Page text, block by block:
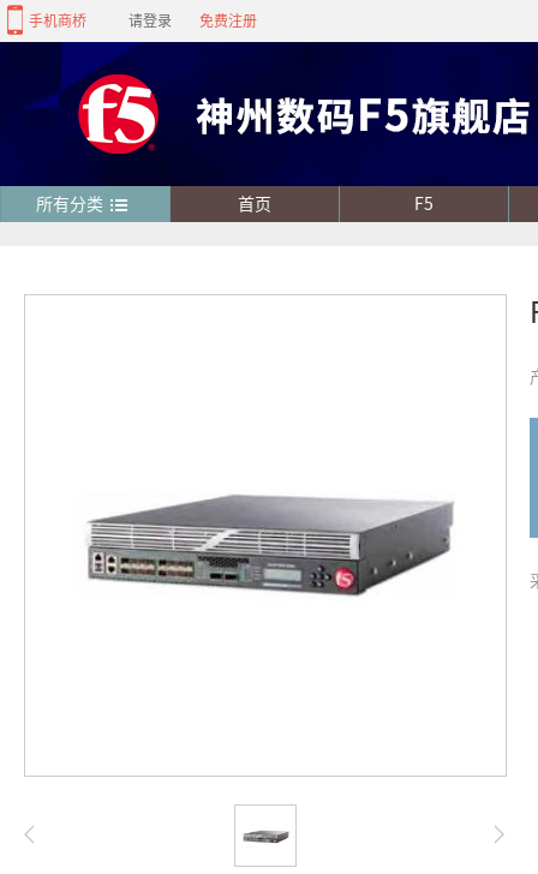
手机商桥 请登录 免费注册
所有分类 首页 F5